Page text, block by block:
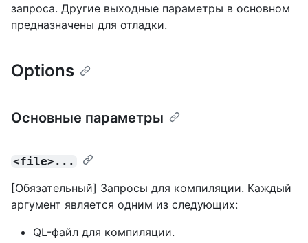
запроса. Другие выходные параметры в основном
предназначены для отладки.
Options
Основные параметры
<file>...
[Обязательный] Запросы для компиляции. Каждый
аргумент является одним из следующих:
QL-файл для компиляции.